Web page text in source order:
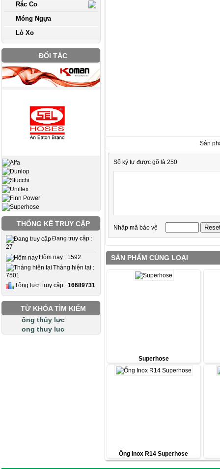
Rắc Co
Móng Ngựa
Lò Xo
ĐỐI TÁC
THỐNG KÊ TRUY CẬP
Đang truy cập :
27
Hôm nay : 1592
Tháng hiện tại :
7501
Tổng lượt truy cập : 16689731
TỪ KHÓA TÌM KIẾM
ống thủy lực
ong thuy luc
Sản
Số ký tự được gõ là 250
Nhập mã bảo vệ
SẢN PHẨM CÙNG LOẠI
Superhose
Ống Inox R14 Superhose